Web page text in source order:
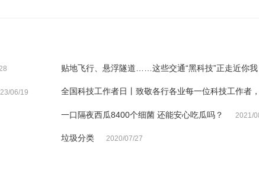
贴地飞行、悬浮隧道……这些交通“黑科技”正走近你我
06/19 全国科技工作者日丨致敬各行各业每一位科技工作者
一口隔夜西瓜8400个细菌 还能安心吃瓜吗？ 2021/
垃圾分类 2020/07/27